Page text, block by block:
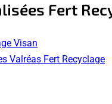
Fert
Visan
Valréas Fert Recyclage